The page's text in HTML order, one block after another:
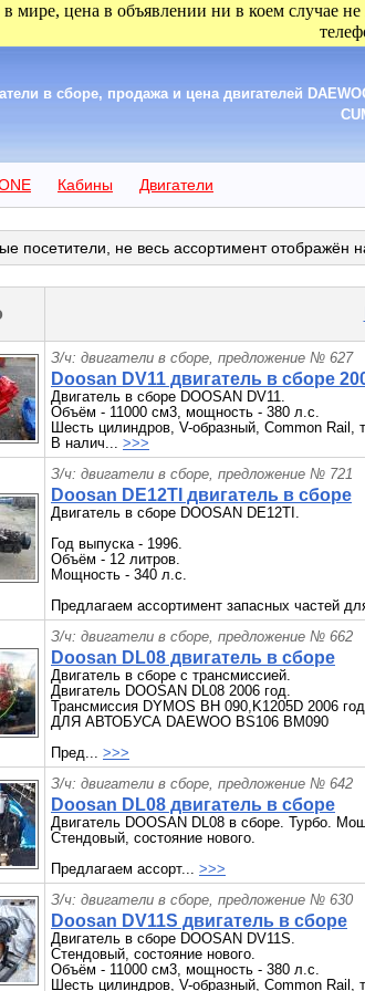
мире, цена в объявлении ни в коем случае
в сборе, продажа и цена двигателей
Кабины Двигатели
посетители, не весь ассортимент отображён
З/ч: двигатели в сборе, предложение № 627
Doosan DV11 двигатель в сборе
Двигатель в сборе DOOSAN DV11.
Объём - 11000 см3, мощность - 380 л.с.
Шесть цилиндров, V-образный, Common Rail,
В налич... >>>
З/ч: двигатели в сборе, предложение № 721
Doosan DE12TI двигатель в сборе
Двигатель в сборе DOOSAN DE12TI.
Год выпуска - 1996.
Объём - 12 литров.
Мощность - 340 л.с.
Предлагаем ассортимент запасных частей
З/ч: двигатели в сборе, предложение № 662
Doosan DL08 двигатель в сборе
Двигатель в сборе с трансмиссией.
Двигатель DOOSAN DL08 2006 год.
Трансмиссия DYMOS BH 090,K1205D 2006
ДЛЯ АВТОБУСА DAEWOO BS106 BM090
Пред... >>>
З/ч: двигатели в сборе, предложение № 642
Doosan DL08 двигатель в сборе
Двигатель DOOSAN DL08 в сборе. Турбо.
Стендовый, состояние нового.
Предлагаем ассорт... >>>
З/ч: двигатели в сборе, предложение № 630
Doosan DV11S двигатель в сборе
Двигатель в сборе DOOSAN DV11S.
Стендовый, состояние нового.
Объём - 11000 см3, мощность - 380 л.с.
Шесть цилиндров, V-образный, Common Rail,